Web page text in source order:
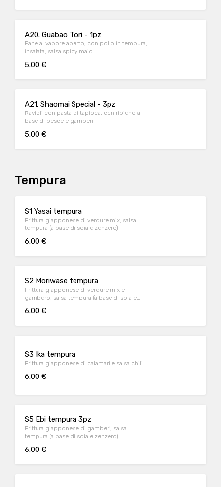
A20. Guabao Tori - 1pz
Pane al vapore aperto, con pollo in tempura,
insalata, salsa spicy maio
5.00 €
A21. Shaomai Special - 3pz
Ravioli con pasta di tapioca, con ripieno a
base di pesce e gamberi
5.00 €
Tempura
S1 Yasai tempura
Frittura giapponese di verdure mix, salsa
tempura (a base di soia e zenzero)
6.00 €
S2 Moriwase tempura
Frittura giapponese di verdure mix e
gambero, salsa tempura (a base di soia e
6.00 €
S3 Ika tempura
Frittura giapponese di calamari e salsa chili
6.00 €
S5 Ebi tempura 3pz
Frittura giapponese di gamberi, salsa
tempura (a base di soia e zenzero)
6.00 €